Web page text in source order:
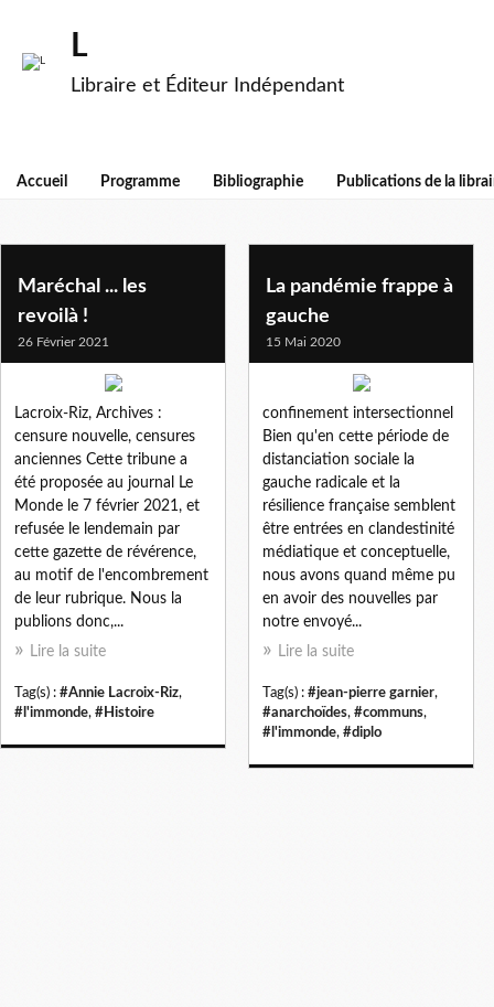
L
Libraire et Éditeur Indépendant
Accueil Programme Bibliographie Publications de la
l'immonde
Maréchal ... les
revoilà !
26 Février 2021
Lacroix-Riz, Archives :
censure nouvelle, censures
anciennes Cette tribune a
été proposée au journal Le
Monde le 7 février 2021, et
refusée le lendemain par
cette gazette de révérence,
au motif de l'encombrement
de leur rubrique. Nous la
publions donc,...
Lire la suite
Tag(s) : #Annie Lacroix-Riz,
#l'immonde, #Histoire
La pandémie frappe à
gauche
15 Mai 2020
confinement intersectionnel
Bien qu'en cette période de
distanciation sociale la
gauche radicale et la
résilience française semblent
être entrées en clandestinité
médiatique et conceptuelle,
nous avons quand même pu
en avoir des nouvelles par
notre envoyé...
Lire la suite
Tag(s) : #jean-pierre garnier,
#anarchoïdes, #communs,
#l'immonde, #diplo